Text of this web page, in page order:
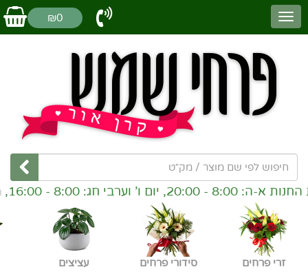
₪0
ו' וערבי חג: 8:00 - 16:00,
זרי פרחים סידורי פרחים עציצים